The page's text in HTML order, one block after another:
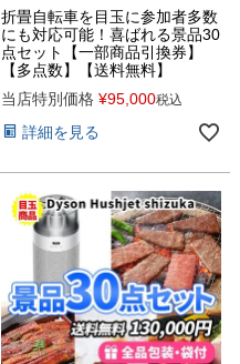
折畳自転車を目玉に参加者多数
にも対応可能！喜ばれる景品30
点セット【一部商品引換券】
【多点数】【送料無料】
当店特別価格 ¥95,000税込
詳細を見る